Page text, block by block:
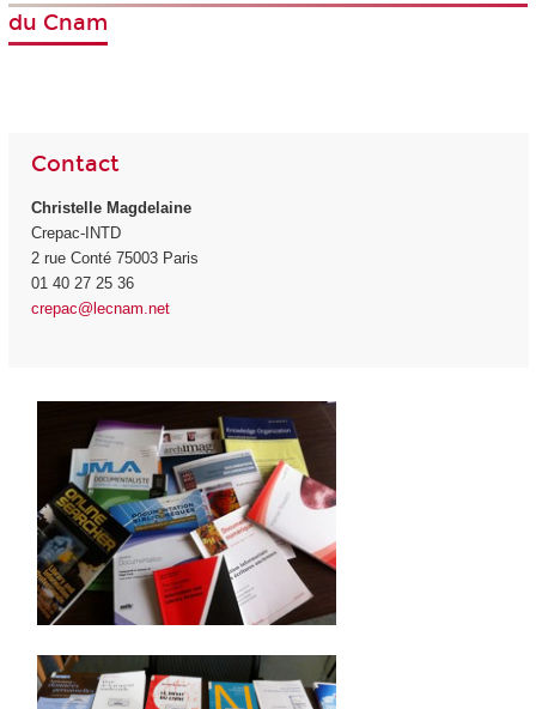
du Cnam
Contact
Christelle Magdelaine
Crepac-INTD
2 rue Conté 75003 Paris
01 40 27 25 36
crepac@lecnam.net